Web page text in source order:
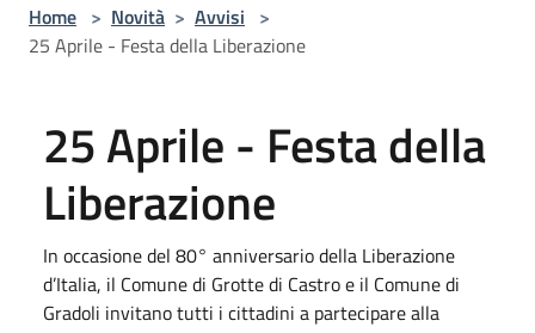
Home > Novità > Avvisi >
25 Aprile - Festa della Liberazione
25 Aprile - Festa della
Liberazione
In occasione del 80° anniversario della Liberazione
d’Italia, il Comune di Grotte di Castro e il Comune di
Gradoli invitano tutti i cittadini a partecipare alla